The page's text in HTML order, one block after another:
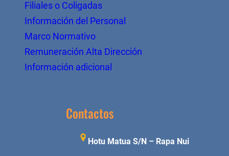
Filiales o Coligadas
Información del Personal
Marco Normativo
Remuneración Alta Dirección
Información adicional
Contactos
Hotu Matua S/N – Rapa Nui